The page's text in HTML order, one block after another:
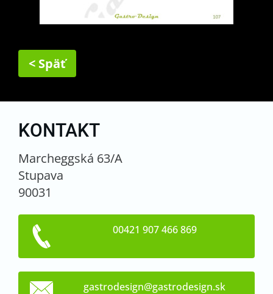
< Späť
KONTAKT
Marcheggská 63/A
Stupava
90031
00421 907 466 869
gastrodesign@gastrodesign.sk